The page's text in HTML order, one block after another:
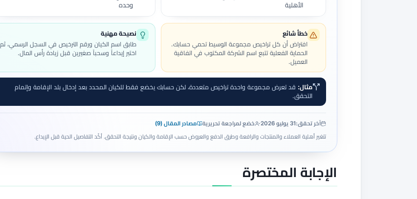
الأهلية
وحده
خطأ شائع
افتراض أن كل تراخيص مجموعة الوسيط تحمي حسابك.
الحماية الفعلية تتبع اسم الشركة المكتوب في اتفاقية
العميل.
نصيحة مهنية
طابق اسم الكيان ورقم الترخيص في السجل الرسمي، ثم
اختبر إيداعاً وسحباً صغيرين قبل زيادة رأس المال.
مثال: قد تعرض مجموعة واحدة تراخيص متعددة، لكن حسابك يخضع فقط للكيان المحدد بعد إدخال بلد الإقامة وإتمام
التحقق.
آخر تحقق:31 يوليو 2026 خضع لمراجعة تحريرية
مصادر المقال (9)
تتغير أهلية العملاء والمنتجات والرافعة وطرق الدفع والعروض حسب الإقامة والكيان ونتيجة التحقق. أكّد التفاصيل الحية قبل الإيداع.
الإجابة المختصرة